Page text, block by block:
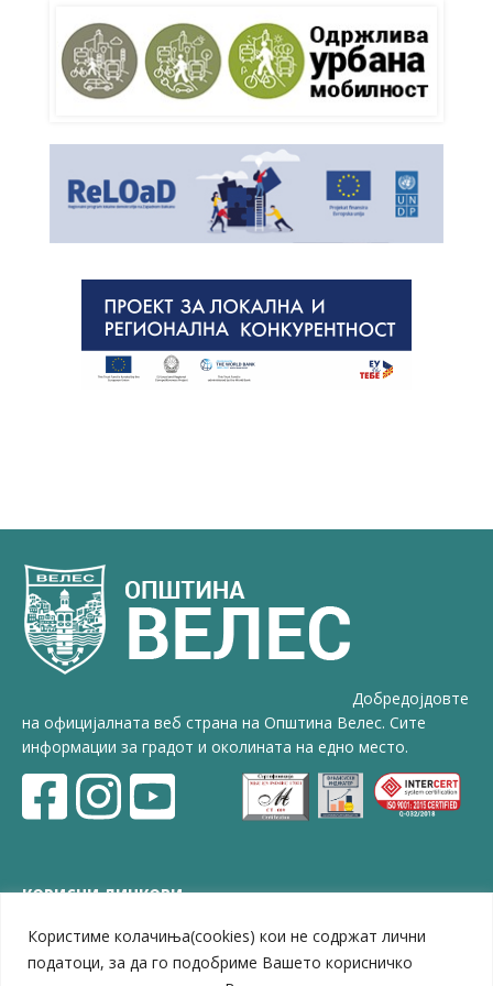
Користиме колачиња(cookies) кои не содржат лични
податоци, за да го подобриме Вашето корисничко
Добредојдовте
на официјалната веб страна на Општина Велес. Сите
информации за градот и околината на едно место.
КОРИСНИ ЛИНКОВИ
ЗЕЛС – Заедница на единиците на локална самоуправа
Центар за развој на Вардарски плански регион